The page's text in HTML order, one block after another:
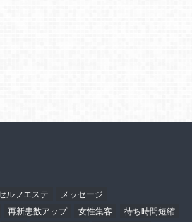
ルフエステ
メッセージ
再新患数アップ 女性集客
待ち時間短縮